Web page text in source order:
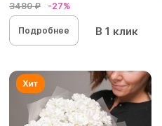
3480 ₽ -27%
Подробнее В 1 клик